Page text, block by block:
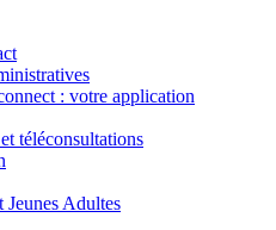
: votre application
téléconsultations
Jeunes Adultes